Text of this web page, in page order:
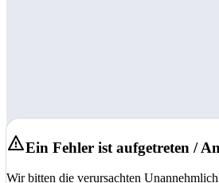
Ein Fehler ist aufgetreten /
Wir bitten die verursachten